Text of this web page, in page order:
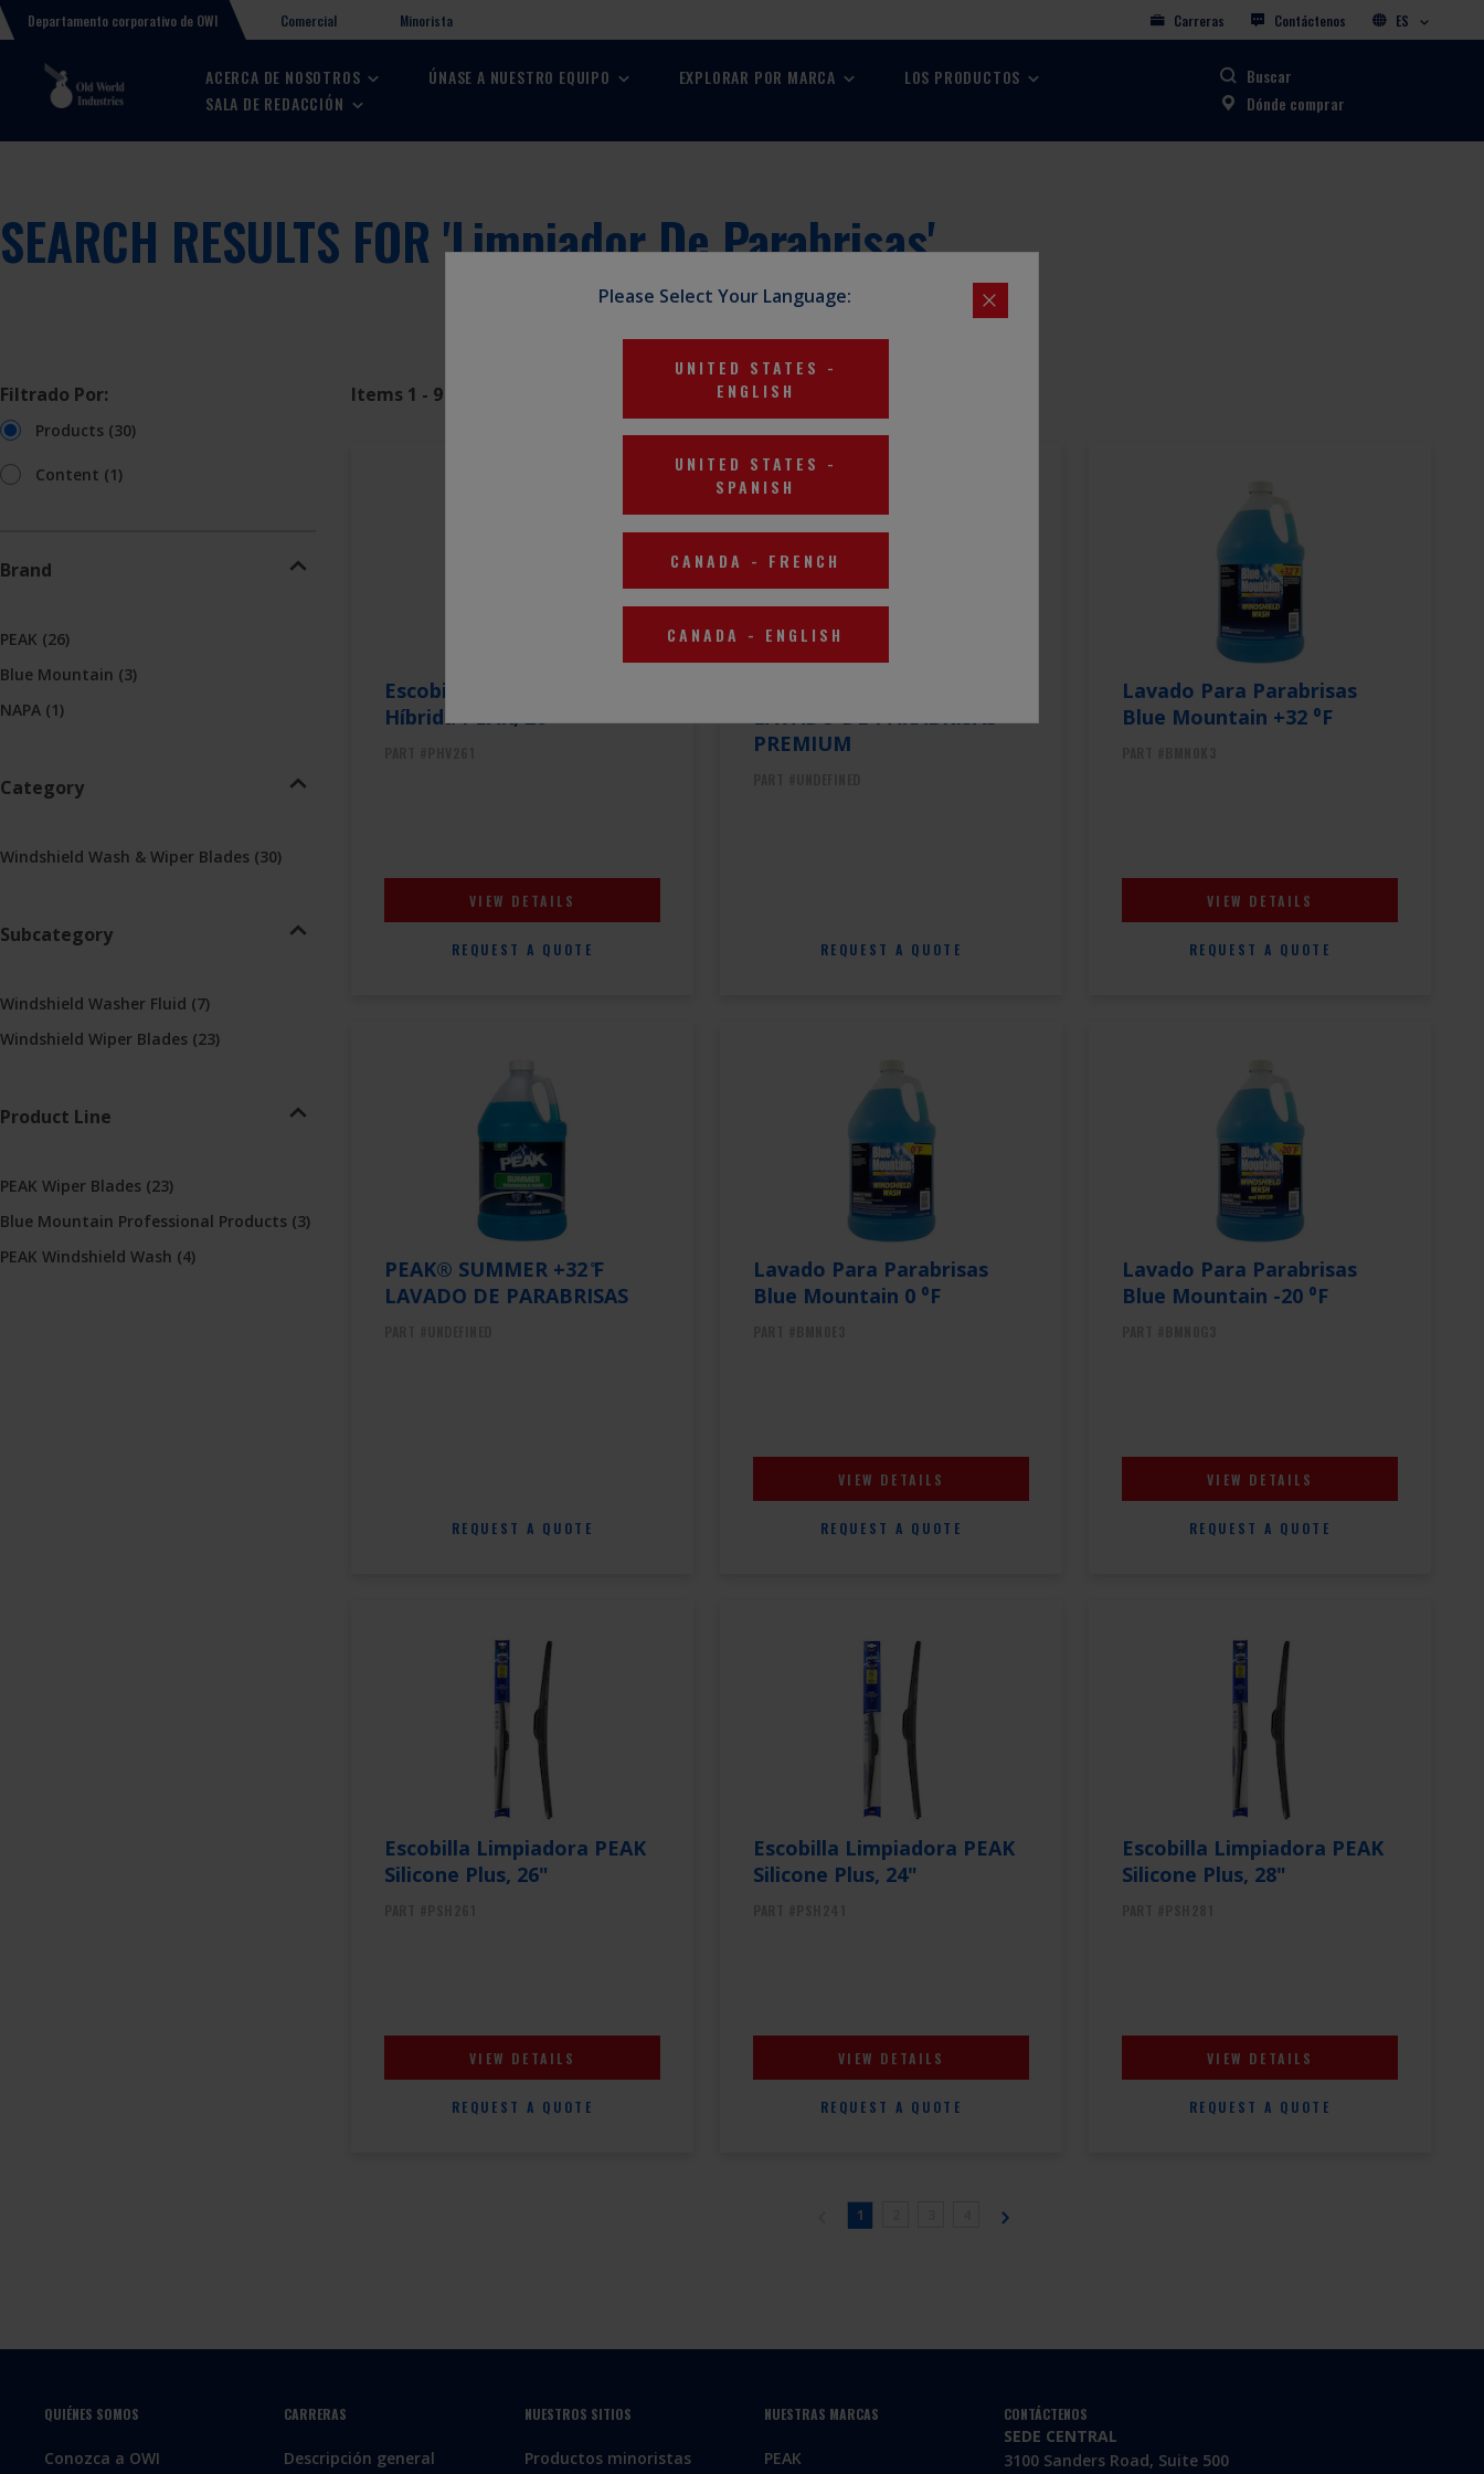
Please Select Your Language:
UNITED STATES -
ENGLISH
UNITED STATES -
SPANISH
CANADA - FRENCH
CANADA - ENGLISH
Departamento corporativo de OWI Comercial Minorista Carreras Contáctenos ES
ACERCA DE NOSOTROS ÚNASE A NUESTRO EQUIPO EXPLORAR POR MARCA
LOS PRODUCTOS
SALA DE REDACCIÓN
Buscar
Dónde comprar
SEARCH RESULTS FOR 'Limpiador De Parabrisas'
Filtrado Por:
Products (30)
Content (1)
Brand
PEAK (26)
Blue Mountain (3)
NAPA (1)
Category
Windshield Wash & Wiper Blades (30)
Subcategory
Windshield Washer Fluid (7)
Windshield Wiper Blades (23)
Product Line
PEAK Wiper Blades (23)
Blue Mountain Professional Products (3)
PEAK Windshield Wash (4)
Items 1 - 9 of 30
Escobilla Limpiadora
Híbrida PEAK, 26"
VIEW DETAILS
REQUEST A QUOTE
LAVADO DE PARABRISAS
PREMIUM
REQUEST A QUOTE
Lavado Para Parabrisas
Blue Mountain +32 ⁰F
VIEW DETAILS
REQUEST A QUOTE
PEAK® SUMMER +32 ̊F
LAVADO DE PARABRISAS
REQUEST A QUOTE
Lavado Para Parabrisas
Blue Mountain 0 ⁰F
VIEW DETAILS
REQUEST A QUOTE
Lavado Para Parabrisas
Blue Mountain -20 ⁰F
VIEW DETAILS
REQUEST A QUOTE
Escobilla Limpiadora PEAK
Silicone Plus, 26"
VIEW DETAILS
REQUEST A QUOTE
Escobilla Limpiadora PEAK
Silicone Plus, 24"
VIEW DETAILS
REQUEST A QUOTE
Escobilla Limpiadora PEAK
Silicone Plus, 28"
VIEW DETAILS
REQUEST A QUOTE
1
QUIÉNES SOMOS
Conozca a OWI
CARRERAS
Descripción general
NUESTROS SITIOS
Productos minoristas
NUESTRAS MARCAS
PEAK
CONTÁCTENOS
SEDE CENTRAL
3100 Sanders Road, Suite 500